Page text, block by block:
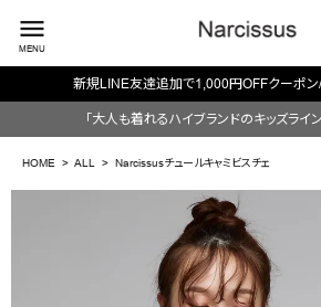
menu
MENU
ようこそ ゲスト 様
新規LINE友達追加で1,000円OFFクーポ
「大人も着れるハイブランドのキッズライ
HOME ALL Narcissusチュールキャミビスチェ